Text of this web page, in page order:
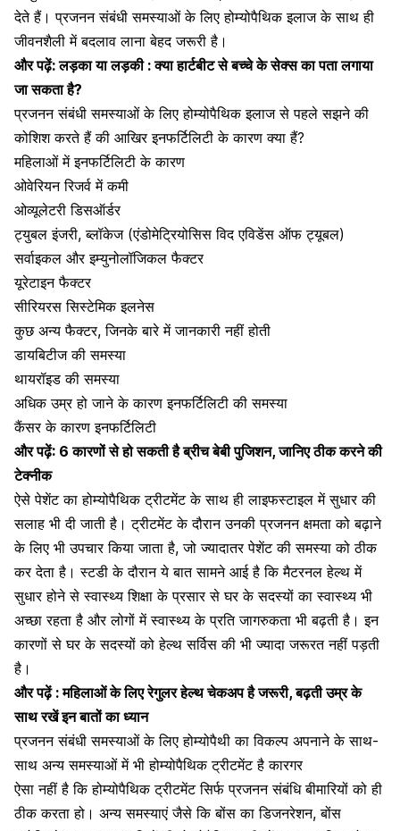
देते हैं। प्रजनन संबंधी समस्याओं के लिए होम्योपैथिक इलाज के साथ ही
जीवनशैली में बदलाव लाना बेहद जरूरी है।
और पढ़ें:लड़का या लड़की : क्या हार्टबीट से बच्चे के सेक्स का पता लगाया
जा सकता है?
प्रजनन संबंधी समस्याओं के लिए होम्योपैथिक इलाज से पहले सझने की
कोशिश करते हैं की आखिर इनफर्टिलिटी के कारण क्या हैं?
महिलाओं में इनफर्टिलिटी के कारण
ओवेरियन रिजर्व में कमी
ओव्यूलेटरी डिसऑर्डर
ट्युबल इंजरी, ब्लॉकेज (एंडोमेट्रियोसिस विद एविडेंस ऑफ ट्यूबल)
सर्वाइकल और इम्युनोलॉजिकल फैक्टर
यूरेटाइन फैक्टर
सीरियरस सिस्टेमिक इलनेस
कुछ अन्य फैक्टर, जिनके बारे में जानकारी नहीं होती
डायबिटीज की समस्या
थायरॉइड की समस्या
अधिक उम्र हो जाने के कारण इनफर्टिलिटी की समस्या
कैंसर के कारण इनफर्टिलिटी
और पढ़ें: 6 कारणों से हो सकती है ब्रीच बेबी पुजिशन, जानिए ठीक करने की
टेक्नीक
ऐसे पेशेंट का होम्योपैथिक ट्रीटमेंट के साथ ही लाइफस्टाइल में सुधार की
सलाह भी दी जाती है। ट्रीटमेंट के दौरान उनकी प्रजनन क्षमता को बढ़ाने
के लिए भी उपचार किया जाता है, जो ज्यादातर पेशेंट की समस्या को ठीक
कर देता है। स्टडी के दौरान ये बात सामने आई है कि मैटरनल हेल्थ में
सुधार होने से स्वास्थ्य शिक्षा के प्रसार से घर के सदस्यों का स्वास्थ्य भी
अच्छा रहता है और लोगों में स्वास्थ्य के प्रति जागरुकता भी बढ़ती है। इन
कारणों से घर के सदस्यों को हेल्थ सर्विस की भी ज्यादा जरूरत नहीं पड़ती
है।
और पढ़ें :महिलाओं के लिए रेगुलर हेल्थ चेकअप है जरूरी, बढ़ती उम्र के
साथ रखें इन बातों का ध्यान
प्रजनन संबंधी समस्याओं के लिए होम्योपैथी का विकल्प अपनाने के साथ-
साथ अन्य समस्याओं में भी होम्योपैथिक ट्रीटमेंट है कारगर
ऐसा नहीं है कि होम्योपैथिक ट्रीटमेंट सिर्फ प्रजनन संबंधि बीमारियों को ही
ठीक करता हो। अन्य समस्याएं जैसे कि बोंस का डिजनरेशन, बोंस